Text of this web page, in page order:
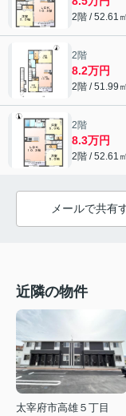
2階 / 52.61
2階
8.2万円
2階 / 51.99
2階
8.3万円
2階 / 52.61
メールで共有
近隣の物件
太宰府市高雄５丁目